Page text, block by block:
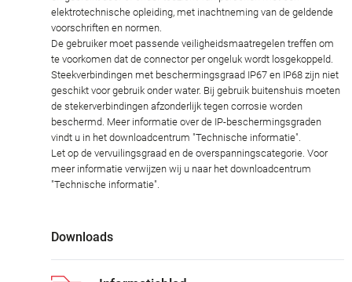
elektrotechnische opleiding, met inachtneming van de geldende
voorschriften en normen.
De gebruiker moet passende veiligheidsmaatregelen treffen om
te voorkomen dat de connector per ongeluk wordt losgekoppeld.
Steekverbindingen met beschermingsgraad IP67 en IP68 zijn niet
geschikt voor gebruik onder water. Bij gebruik buitenshuis moeten
de stekerverbindingen afzonderlijk tegen corrosie worden
beschermd. Meer informatie over de IP-beschermingsgraden
vindt u in het downloadcentrum "Technische informatie".
Let op de vervuilingsgraad en de overspanningscategorie. Voor
meer informatie verwijzen wij u naar het downloadcentrum
"Technische informatie".
Downloads